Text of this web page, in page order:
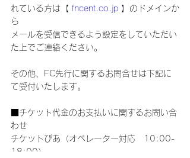
れている方は【 fncent.co.jp 】のドメインか
ら
メールを受信できるよう設定をしていただい
た上でご連絡ください。
その他、FC先行に関するお問合せは下記に
て受付いたします。
■チケット代金のお支払いに関するお問い合
わせ
チケットぴあ（オペレーター対応　10:00-
18:00）